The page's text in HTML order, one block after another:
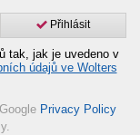
Přihlásit
tak, jak je uvedeno v
údajů ve Wolters
Privacy Policy